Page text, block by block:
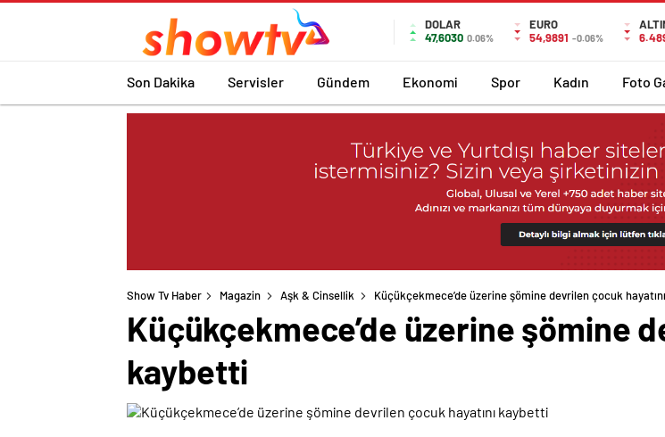
DOLAR
47,6030 0.06%
EURO
54,9891 -0.06%
Son Dakika Servisler Gündem Ekonomi Spor Kadın Foto
Show Tv Haber Magazin Aşk & Cinsellik Küçükçekmece’de üzerine şömine devrilen çocuk
Küçükçekmece’de üzerine şömine
kaybetti